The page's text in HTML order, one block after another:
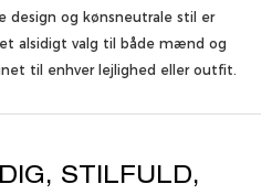
design og kønsneutrale stil er
alsidigt valg til både mænd og
til enhver lejlighed eller outfit.
STILFULD,